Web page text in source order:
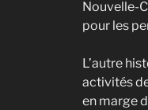
Nouvelle-
pour les
L’autre
activités
en marge